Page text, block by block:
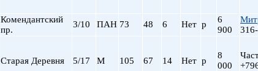
Комендантский
пр.
3/10 ПАН 73 48 6 Нет р
6
900
Старая Деревня 5/17 М 105 67 14 Нет р
8
000